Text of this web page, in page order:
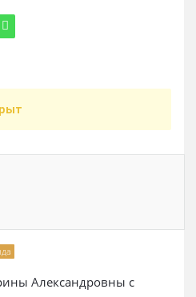
Александровны с